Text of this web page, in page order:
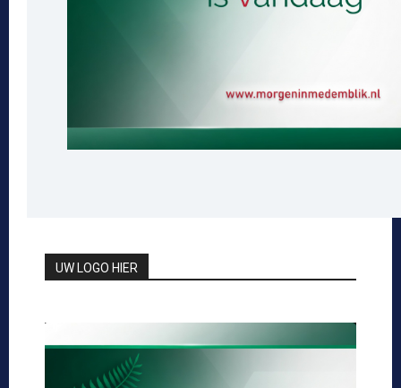
UW LOGO HIER